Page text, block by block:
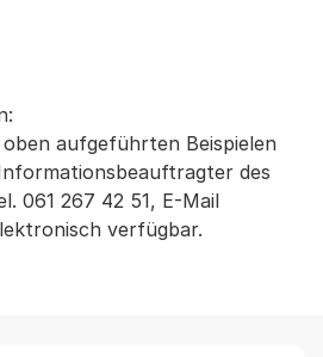
aufgeführten Beispielen
des
061 267 42 51, E-Mail
verfügbar.